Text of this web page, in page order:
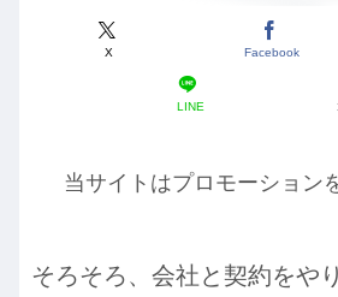
X Facebook
LINE
当サイトはプロモーション
そろそろ、会社と契約をや